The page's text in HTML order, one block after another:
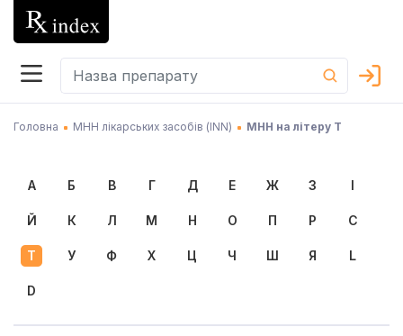
Головна МНН лікарських засобів (INN) МНН на літеру Т
А Б В Г Д Е Ж З І
Й К Л М Н О П Р С
Т У Ф Х Ц Ч Ш Я L
D